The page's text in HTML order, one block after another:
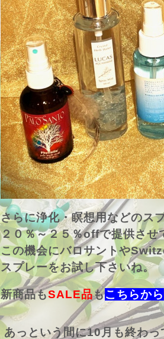
さらに浄化・瞑想用などのス
２０％～２５％offで提供させ
この機会にバロサントや
スプレーをお試し下さいね。
新商品もSALE品もこちらから
あっという間に10月も終わ